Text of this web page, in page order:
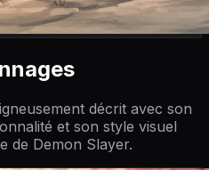
décrit avec son
et son style visuel
de Demon Slayer.